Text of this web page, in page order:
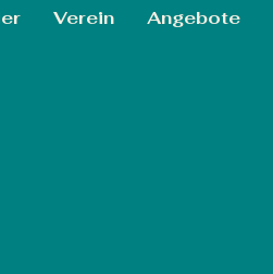
Verein Angebote